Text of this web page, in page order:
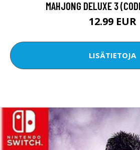
MAHJONG DELUXE 3
12.99 EUR
LISÄTIETOJA